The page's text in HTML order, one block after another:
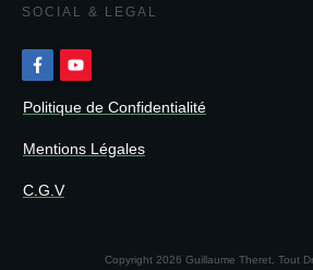
SOCIAL & LEGAL
Politique de Confidentialité
Mentions Légales
C.G.V
Copyright 2026 Guillaume Theret, Tout